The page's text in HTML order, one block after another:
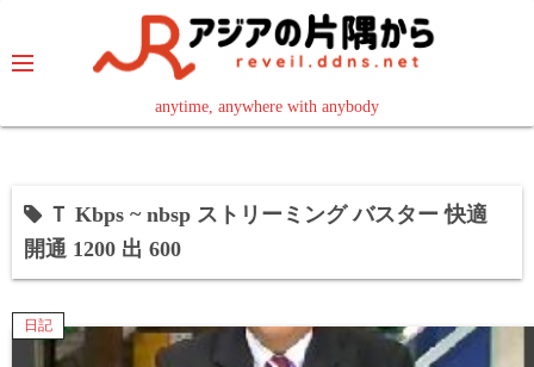
テ
anytime, anywhere with anybody
read in your language
Ｔ Kbps ~ nbsp ストリーミング バスター 快適
開通 1200 出 600
日記